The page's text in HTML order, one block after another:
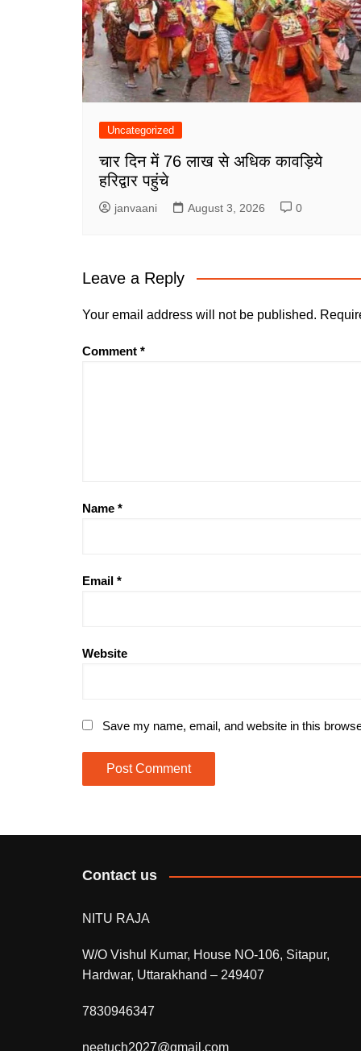
Uncategorized
चार दिन में 76 लाख से अधिक कावड़िये
हरिद्वार पहुंचे
janvaani August 3, 2026 0
Leave a Reply
Your email address will not be published.
Comment *
Name *
Email *
Website
Save my name, email, and website in this
Contact us
NITU RAJA
W/O Vishul Kumar, House NO-106, Sitapur,
Hardwar, Uttarakhand – 249407
7830946347
neetuch2027@gmail.com